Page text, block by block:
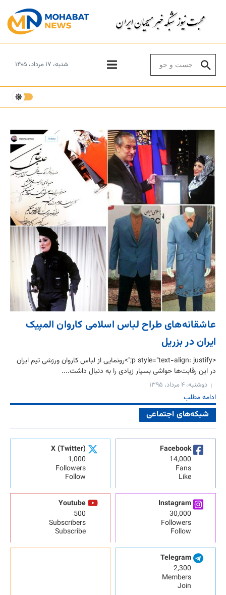
شنبه، ۱۷ مرداد، ۱۴۰۵
عاشقانه‌های طراح لباس اسلامی کاروان المپیک
ایران در بزریل
<p style="text-align: justify;">رونمایی از لباس کاروان ورزشی تیم ایران
در این رقابت‌ها حواشی بسیار زیادی را به دنبال داشت....
دوشنبه، ۴ مرداد، ۱۳۹۵
ادامه مطلب
شبکه‌های اجتماعی
Facebook
14,000
Fans
Like
X (Twitter)
1,000
Followers
Follow
Instagram
30,000
Followers
Follow
Youtube
500
Subscribers
Subscribe
Telegram
2,300
Members
Join